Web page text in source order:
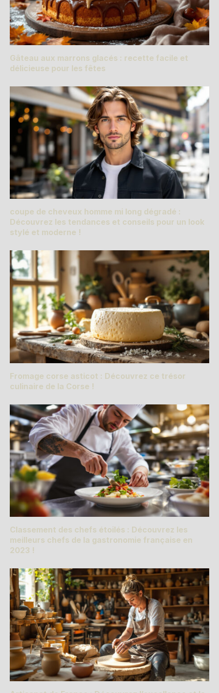
Gâteau aux marrons glacés : recette facile et
délicieuse pour les fêtes
coupe de cheveux homme mi long dégradé :
Découvrez les tendances et conseils pour un look
stylé et moderne !
Fromage corse asticot : Découvrez ce trésor
culinaire de la Corse !
Classement des chefs étoilés : Découvrez les
meilleurs chefs de la gastronomie française en
2023 !